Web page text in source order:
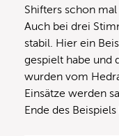
Shifters schon
Auch bei drei
stabil. Hier ein
gespielt habe und
wurden vom
Einsätze werden
Ende des